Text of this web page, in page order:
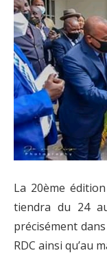
La 20ème
tiendra du 24
précisément
RDC ainsi qu’au